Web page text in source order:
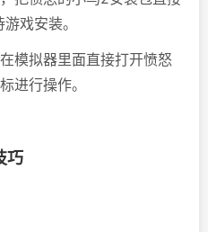
戏安装。
拟器里面直接打开愤怒
进行操作。
巧